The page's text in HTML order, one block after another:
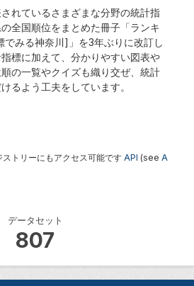
データセット
807
れているさまざまな分野の統計指
全国順位をまとめた冊子「ランキ
でみる神奈川]」を3年ぶりに改訂し
標に加えて、分かりやすい図表や
の一覧やクイズも織り交ぜ、統計
るよう工夫をしています。
トリーにもアクセス可能です API (see A